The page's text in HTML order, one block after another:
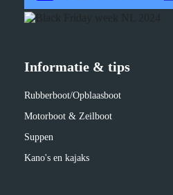
Informatie & tips
Rubberboot/Opblaasboot
Motorboot & Zeilboot
Suppen
Kano's en kajaks